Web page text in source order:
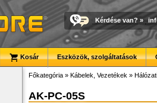
Kérdése van? »
Kosár Eszközök, szolgáltatások
Főkategória » Kábelek, Vezetékek »
AK-PC-05S